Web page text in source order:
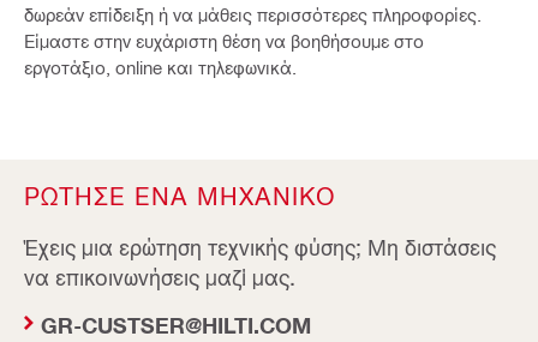
δωρεάν επίδειξη ή να μάθεις περισσότερες πληροφορίες.
Είμαστε στην ευχάριστη θέση να βοηθήσουμε στο
εργοτάξιο, online και τηλεφωνικά.
ΡΩΤΗΣΕ ΕΝΑ ΜΗΧΑΝΙΚΟ
Έχεις μια ερώτηση τεχνικής φύσης; Μη διστάσεις
να επικοινωνήσεις μαζί μας.
GR-CUSTSER@HILTI.COM